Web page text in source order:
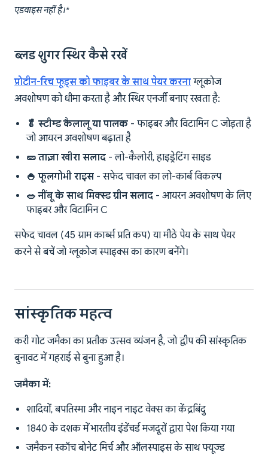
एडवाइस नहीं है।*
ब्लड शुगर स्थिर कैसे रखें
प्रोटीन-रिच फूड्स को फाइबर के साथ पेयर करना ग्लूकोज
अवशोषण को धीमा करता है और स्थिर एनर्जी बनाए रखता है:
🥬 स्टीम्ड कैलालू या पालक - फाइबर और विटामिन C जोड़ता है
जो आयरन अवशोषण बढ़ाता है
🥒 ताज़ा खीरा सलाद - लो-कैलोरी, हाइड्रेटिंग साइड
🍚 फूलगोभी राइस - सफेद चावल का लो-कार्ब विकल्प
🥗 नींबू के साथ मिक्स्ड ग्रीन सलाद - आयरन अवशोषण के लिए
फाइबर और विटामिन C
सफेद चावल (45 ग्राम कार्ब्स प्रति कप) या मीठे पेय के साथ पेयर
करने से बचें जो ग्लूकोज स्पाइक्स का कारण बनेंगे।
सांस्कृतिक महत्व
करी गोट जमैका का प्रतीक उत्सव व्यंजन है, जो द्वीप की सांस्कृतिक
बुनावट में गहराई से बुना हुआ है।
जमैका में:
शादियों, बपतिस्मा और नाइन नाइट वेक्स का केंद्रबिंदु
1840 के दशक में भारतीय इंडेंचर्ड मजदूरों द्वारा पेश किया गया
जमैकन स्कॉच बोनेट मिर्च और ऑलस्पाइस के साथ फ्यूज्ड